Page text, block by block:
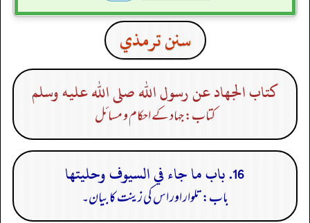
سنن ترمذي
كتاب الجهاد عن رسول الله صلى الله عليه وسلم
کتاب: جہاد کے احکام و مسائل
16. باب ما جاء في السيوف وحليتها
باب: تلوار اور اس کی زینت کا بیان۔